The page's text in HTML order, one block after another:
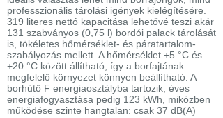
professzionális tárolási igények kielégítésére.
319 literes nettó kapacitása lehetővé teszi akár
131 szabványos (0,75 l) bordói palack tárolását
is, tökéletes hőmérséklet- és páratartalom-
szabályozás mellett. A hőmérséklet +5 °C és
+20 °C között állítható, így a borfajtának
megfelelő környezet könnyen beállítható. A
borhűtő F energiaosztályba tartozik, éves
energiafogyasztása pedig 123 kWh, miközben
működése szinte hangtalan: csak 37 dB(A)